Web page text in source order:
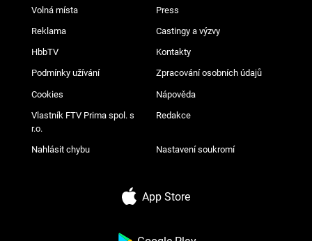
Volná místa Press
Reklama Castingy a výzvy
HbbTV Kontakty
Podmínky užívání Zpracování osobních údajů
Cookies Nápověda
Vlastník FTV Prima spol. s
r.o.
Redakce
Nahlásit chybu Nastavení soukromí
App Store